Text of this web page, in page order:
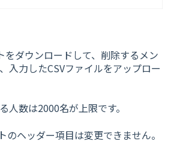
をダウンロードして、削除するメン
入力したCSVファイルをアップロー
人数は2000名が上限です。
のヘッダー項目は変更できません。